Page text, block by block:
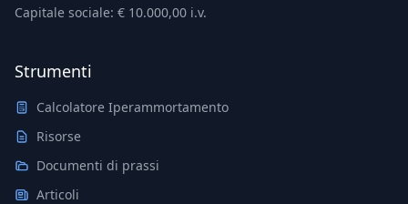
Capitale sociale: € 10.000,00 i.v.
Strumenti
Calcolatore Iperammortamento
Risorse
Documenti di prassi
Articoli